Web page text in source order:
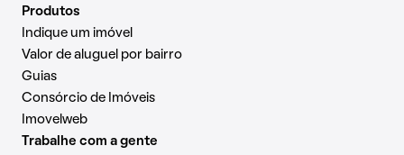
Produtos
Indique um imóvel
Valor de aluguel por bairro
Guias
Consórcio de Imóveis
Imovelweb
Trabalhe com a gente